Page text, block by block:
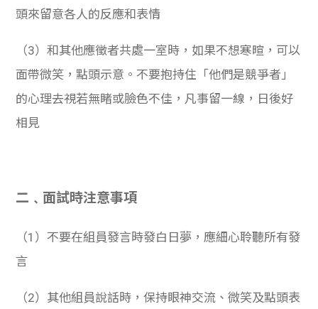
頭來留意各人的反應和表情
（3）和其他應徵者共處一室時，如果不想寒暄，可以
面帶微笑，點頭示意。不要抱持住「他們是競爭者」
的心理去視若無睹或臉色不佳，凡事留一線，日後好
相見
二﹑面試時注意事項
（1）不要在組員發言時發白日夢，應細心聆聽所有發
言
（2）其他組員說話時，保持眼神交流、微笑及點頭表